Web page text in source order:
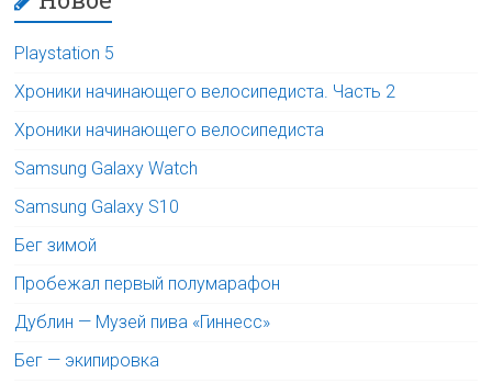
Playstation 5
Хроники начинающего велосипедиста. Часть 2
Хроники начинающего велосипедиста
Samsung Galaxy Watch
Samsung Galaxy S10
Бег зимой
Пробежал первый полумарафон
Дублин — Музей пива «Гиннесс»
Бег — экипировка